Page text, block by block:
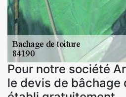
Pour notre société
le devis de bâchage